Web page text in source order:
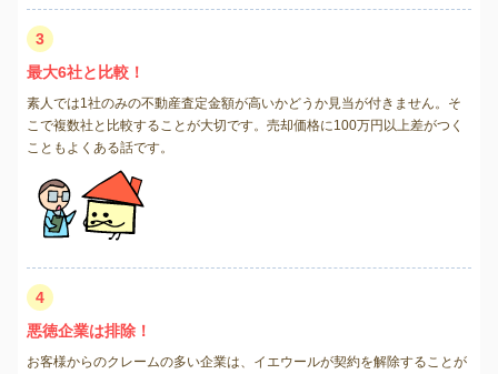
3
最大6社と比較！
素人では1社のみの不動産査定金額が高いかどうか見当が付きません。そ
こで複数社と比較することが大切です。売却価格に100万円以上差がつく
こともよくある話です。
4
悪徳企業は排除！
お客様からのクレームの多い企業は、イエウールが契約を解除することが